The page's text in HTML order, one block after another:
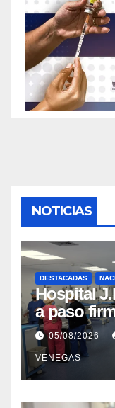
NOTICIAS
DESTACADAS
Hospital
a paso
tras los
sísmicos
05/08/2026
VENEGAS